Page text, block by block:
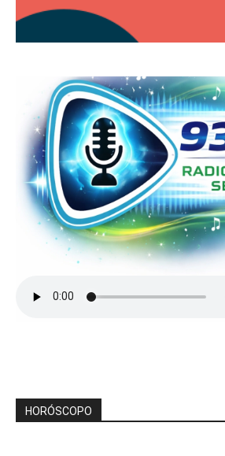
HORÓSCOPO